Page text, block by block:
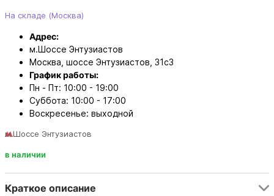
На складе (Москва)
Адрес:
м.Шоссе Энтузиастов
Москва, шоссе Энтузиастов, 31с3
График работы:
Пн - Пт: 10:00 - 19:00
Суббота: 10:00 - 17:00
Воскресенье: выходной
м.Шоссе Энтузиастов
в наличии
Краткое описание